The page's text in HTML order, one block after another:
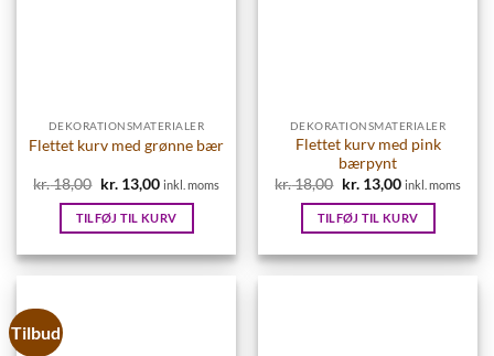
DEKORATIONSMATERIALER
Flettet kurv med grønne bær
kr.18,00 Den
oprindelige
pris
var:
kr.13,00Den
pris
er:
inkl. moms
TILFØJ TIL KURV
DEKORATIONSMATERIALER
Flettet kurv med pink
bærpynt
kr.18,00 Den
oprindelige
pris
var:
kr.13,00Den
pris
er:
inkl. moms
TILFØJ TIL KURV
Tilbud